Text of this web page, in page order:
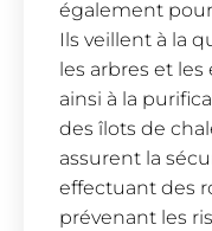
également
Ils veillent à la
les arbres et
ainsi à la
des îlots de
assurent la
effectuant des
prévenant les